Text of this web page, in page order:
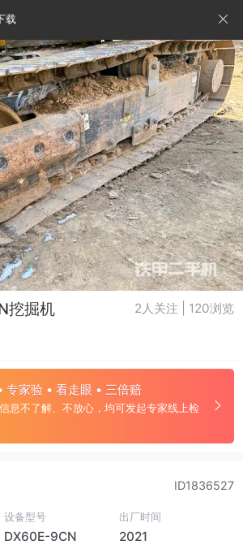
载
挖掘机 2人关注 | 120浏览
专家验 • 看走眼 • 三倍赔
息不了解、不放心，均可发起专家线上检
ID1836527
设备型号
DX60E-9CN
出厂时间
2021
认证经纪人